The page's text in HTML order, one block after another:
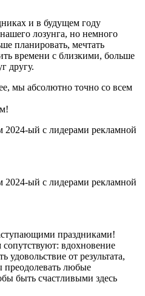
и в будущем году
лозунга, но немного
планировать, мечтать
времени с близкими, больше
другу.
мы абсолютно точно со всем
праздниками!
вдохновение
от результата,
любые
быть счастливыми здесь